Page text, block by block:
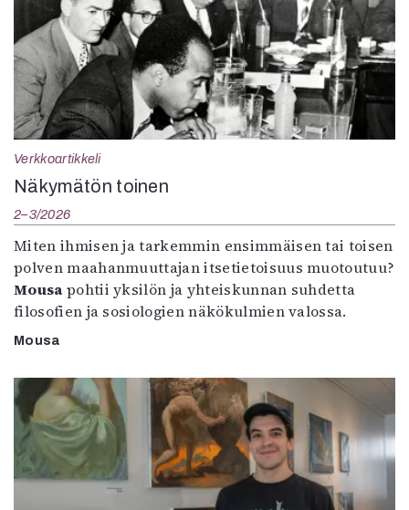
Verkkoartikkeli
Näkymätön toinen
2–3/2026
Miten ihmisen ja tarkemmin ensimmäisen tai toisen
polven maahanmuuttajan itsetietoisuus muotoutuu?
Mousa pohtii yksilön ja yhteiskunnan suhdetta
filosofien ja sosiologien näkökulmien valossa.
Mousa